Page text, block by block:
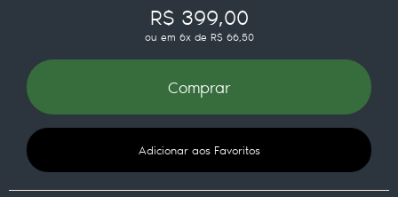
R$ 399,00
ou em 6xde R$ 66,50
Comprar
Adicionar aos Favoritos